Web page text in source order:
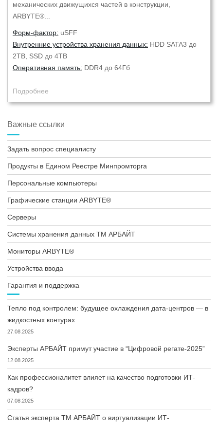
механических движущихся частей в конструкции,
ARBYTE®...
Форм-фактор: uSFF
Внутренние устройства хранения данных: HDD SATA3 до
2TB, SSD до 4TB
Оперативная память: DDR4 до 64Гб
Подробнее
Важные ссылки
Задать вопрос специалисту
Продукты в Едином Реестре Минпромторга
Персональные компьютеры
Графические станции ARBYTE®
Серверы
Системы хранения данных ТМ АРБАЙТ
Мониторы ARBYTE®
Устройства ввода
Гарантия и поддержка
Тепло под контролем: будущее охлаждения дата-центров — в
жидкостных контурах
27.08.2025
Эксперты АРБАЙТ примут участие в “Цифровой регате-2025”
12.08.2025
Как профессионалитет влияет на качество подготовки ИТ-
кадров?
07.08.2025
Статья эксперта ТМ АРБАЙТ о виртуализации ИТ-